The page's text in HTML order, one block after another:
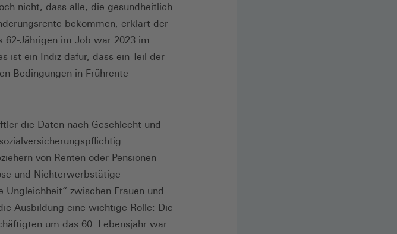
nicht, dass alle, die gesundheitlich
bekommen, erklärt der
62-Jährigen im Job war 2023 im
ist ein Indiz dafür, dass ein Teil der
Bedingungen in Frührente
die Daten nach Geschlecht und
von Renten oder Pensionen
und Nichterwerbstätige
Ungleichheit“ zwischen Frauen und
Ausbildung eine wichtige Rolle: Die
um das 60. Lebensjahr war